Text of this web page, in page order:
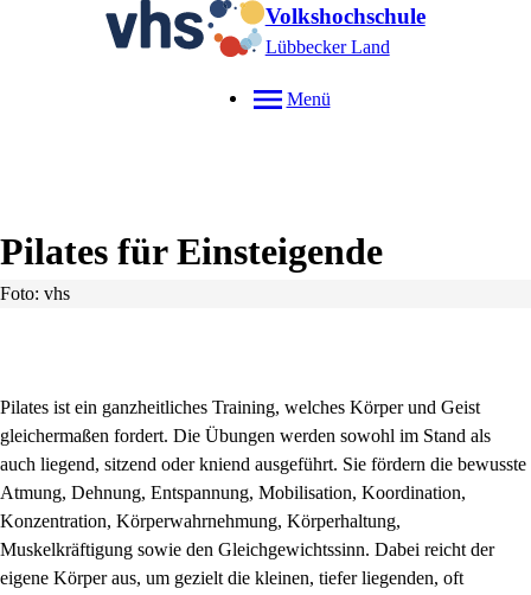
Volkshochschule
Lübbecker Land
Menü
Pilates für Einsteigende
Foto: vhs
Pilates ist ein ganzheitliches Training, welches Körper und Geist
gleichermaßen fordert. Die Übungen werden sowohl im Stand als
auch liegend, sitzend oder kniend ausgeführt. Sie fördern die bewusste
Atmung, Dehnung, Entspannung, Mobilisation, Koordination,
Konzentration, Körperwahrnehmung, Körperhaltung,
Muskelkräftigung sowie den Gleichgewichtssinn. Dabei reicht der
eigene Körper aus, um gezielt die kleinen, tiefer liegenden, oft